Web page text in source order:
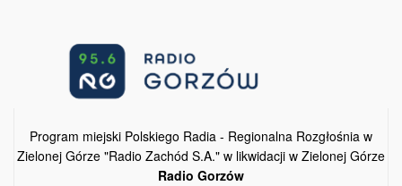
Program miejski Polskiego Radia - Regionalna Rozgłośnia w
Zielonej Górze "Radio Zachód S.A." w likwidacji w Zielonej Górze
Radio Gorzów